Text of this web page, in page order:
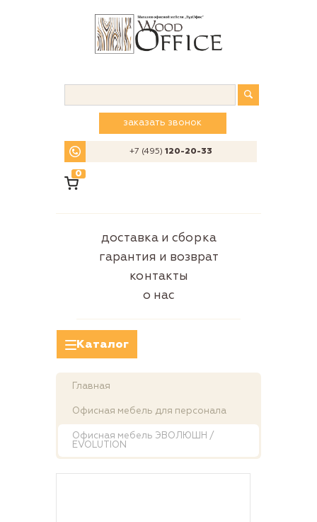
заказать звонок
+7 (495)120-20-33
0
доставка и сборка
гарантия и возврат
контакты
о нас
Каталог
Главная
Офисная мебель для персонала
Офисная мебель ЭВОЛЮШН /
EVOLUTION